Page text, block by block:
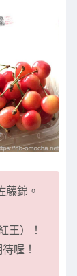
藤錦。
王）！
喔！